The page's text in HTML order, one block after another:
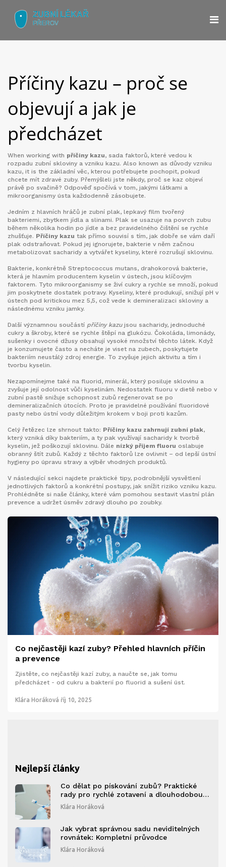
Příčiny kazu – proč se
objevují a jak je
předcházet
When working with příčiny kazu, sada faktorů, které vedou k
rozpadu zubní skloviny a vzniku kazu. Also known as důvody vzniku
kazu, it is the základní věc, kterou potřebujete pochopit, pokud
chcete mít zdravé zuby. Přemýšleli jste někdy, proč se kaz objeví
právě po svačině? Odpověď spočívá v tom, jakými látkami a
mikroorganismy ústa každodenně zásobujete.
Jedním z hlavních hráčů je zubní plak, lepkavý film tvořený
bakteriemi, zbytkem jídla a slinami. Plak se usazuje na povrch zubu
během několika hodin po jídle a bez pravidelného čištění se rychle
zhušťuje. Příčiny kazu tak přímo souvisí s tím, jak dobře se vám daří
plak odstraňovat. Pokud jej ignorujete, bakterie v něm začnou
metabolizovat sacharidy a vytvářet kyseliny, které rozrušují sklovinu.
Bakterie, konkrétně Streptococcus mutans, drahokorová bakterie,
která je hlavním producentem kyselin v ústech, jsou klíčovým
faktorem. Tyto mikroorganismy se živí cukry a rychle se množí, pokud
jim poskytnete dostatek potravy. Kyseliny, které produkují, snižují pH v
ústech pod kritickou mez 5,5, což vede k demineralizaci skloviny a
následnému vzniku jamky.
Další významnou součástí příčiny kazujsou sacharidy, jednoduché
cukry a škroby, které se rychle štěpí na glukózu. Čokoláda, limonády,
sušenky i ovocné džusy obsahují vysoké množství těchto látek. Když
je konzumujete často a necháte je viset na zubech, poskytujete
bakteriím neustálý zdroj energie. To zvyšuje jejich aktivitu a tím i
tvorbu kyselin.
Nezapomínejme také na fluorid, minerál, který posiluje sklovinu a
zvyšuje její odolnost vůči kyselinám. Nedostatek fluoru v dietě nebo v
zubní pastě snižuje schopnost zubů regenerovat se po
demineralizačních útocích. Proto je pravidelné používání fluoridové
pasty nebo ústní vody důležitým krokem v boji proti kazům.
Celý řetězec lze shrnout takto: Příčiny kazu zahrnují zubní plak,
který vzniká díky bakteriím, a ty pak využívají sacharidy k tvorbě
kyselin, jež poškozují sklovinu. Dále nízký příjem fluoru oslabuje
obranný štít zubů. Každý z těchto faktorů lze ovlivnit – od lepší ústní
hygieny po úpravu stravy a výběr vhodných produktů.
V následující sekci najdete praktické tipy, podrobnější vysvětlení
jednotlivých faktorů a konkrétní postupy, jak snížit riziko vzniku kazu.
Prohlédněte si naše články, které vám pomohou sestavit vlastní plán
prevence a udržet úsměv zdravý dlouho po zoubky.
Co nejčastěji kazí zuby? Přehled hlavních příčin
a prevence
Zjistěte, co nejčastěji kazí zuby, a naučte se, jak tomu
předcházet - od cukru a bakterií po fluorid a sušení úst.
Klára Horáková říj 10, 2025
Nejlepší články
Co dělat po pískování zubů? Praktické
rady pro rychlé zotavení a dlouhodobou
péči
Klára Horáková
Jak vybrat správnou sadu neviditelných
rovnátek: Kompletní průvodce
Klára Horáková